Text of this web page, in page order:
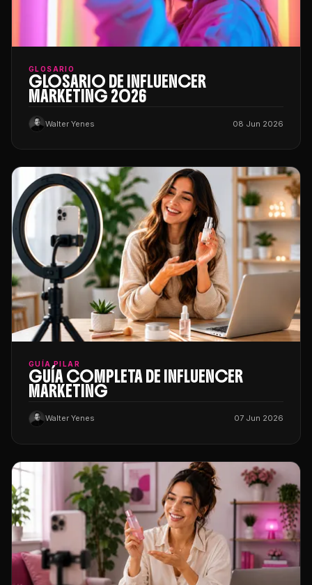
GLOSARIO
GLOSARIO DE INFLUENCER
MARKETING 2026
Walter Yenes 08 Jun 2026
GUÍA PILAR
GUÍA COMPLETA DE INFLUENCER
MARKETING
Walter Yenes 07 Jun 2026